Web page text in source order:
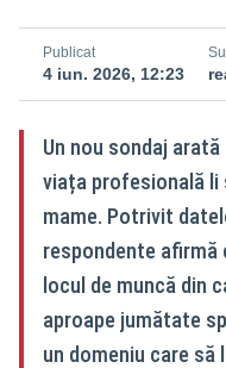
Publicat
4 iun. 2026, 12:23
Un nou sondaj
viața profesională li
mame. Potrivit
respondente
locul de muncă din
aproape jumătate
un domeniu care